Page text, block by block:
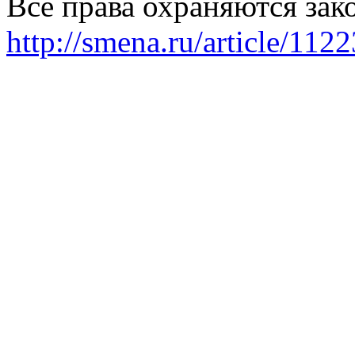
http://smena.ru/article/